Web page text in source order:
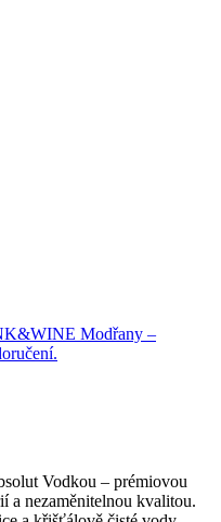
Vodkou – prémiovou
a nezaměnitelnou kvalitou.